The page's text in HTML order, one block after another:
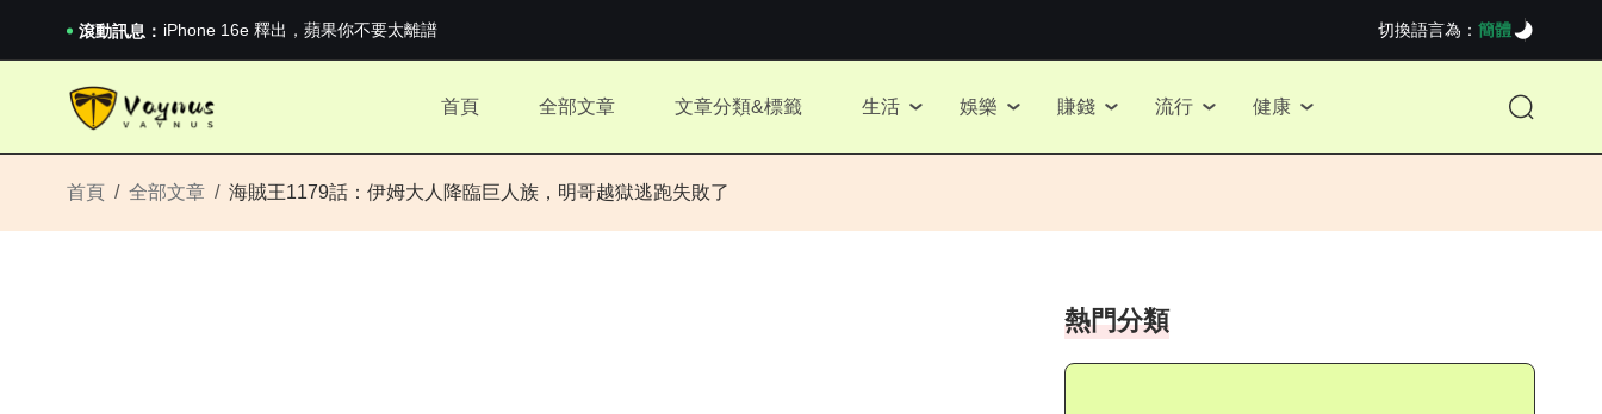
滾動訊息： 2026澳網男單收官：全滿貫對上全滿亞，德約...
《巔峰守衛 Highguard》正式上線，官...
2026澳網男單收官：全滿貫對上全滿亞，德約...
切換語言為： 簡體
首頁 全部文章 文章分類&標籤 生活 娛樂 賺錢 流行 健康
首頁 全部文章 海賊王1179話：伊姆大人降臨巨人族，明哥越獄逃跑失敗了
熱門分類